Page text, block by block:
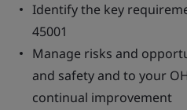
Identify the key
45001
Manage risks and
and safety and to your
continual improvement